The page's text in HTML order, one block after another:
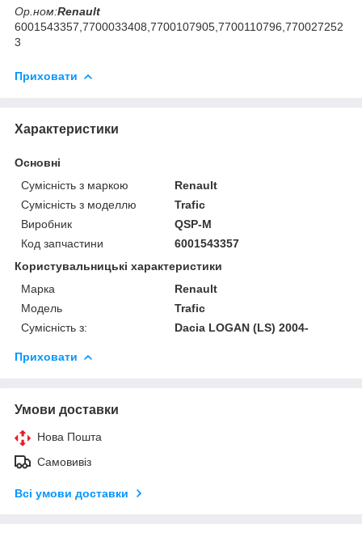
Ор.ном:Renault
6001543357,7700033408,7700107905,7700110796,770027252
3
Приховати
Характеристики
Основні
Сумісність з маркою
Renault
Сумісність з моделлю
Trafic
Виробник
QSP-M
Код запчастини
6001543357
Користувальницькі характеристики
Марка
Renault
Модель
Trafic
Сумісність з:
Dacia LOGAN (LS) 2004-
Приховати
Умови доставки
Нова Пошта
Самовивіз
Всі умови доставки